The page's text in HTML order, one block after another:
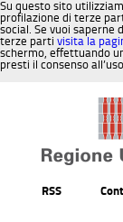
Su questo sito
profilazione di terze
social. Se vuoi saperne
terze parti visita la
schermo, effettuando
presti il consenso
RSS